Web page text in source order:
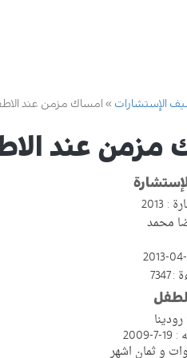
الإستشارات امساك مزمن عند
مزمن عند
محمد